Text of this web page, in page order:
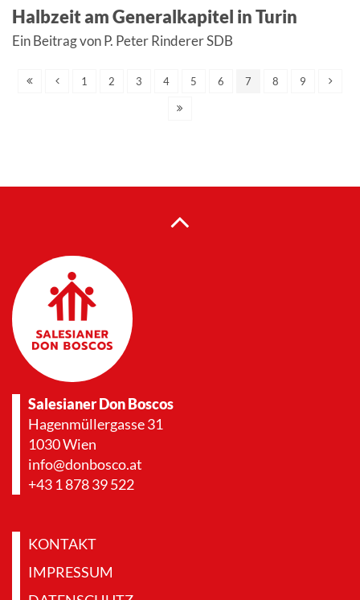
Halbzeit am Generalkapitel in Turin
Ein Beitrag von P. Peter Rinderer SDB
1 2 3 4 5 6 7 8 9
Salesianer Don Boscos
Hagenmüllergasse 31
1030 Wien
info@donbosco.at
+43 1 878 39 522
KONTAKT
IMPRESSUM